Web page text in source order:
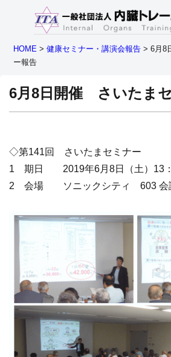
HOME >健康セミナー・講演会報告 >6月8
ー報告
6月8日開催 さいたま
◇第141回 さいたまセミナー
1 期日 2019年6月8日（土）13：
2 会場 ソニックシティ 603 会